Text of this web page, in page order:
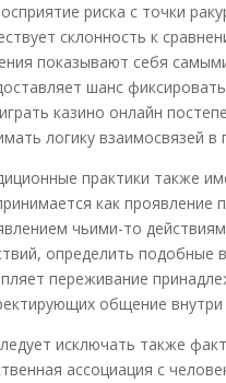
риска с точки
склонность к
показывают себя
шанс
казино онлайн
логику взаимосвязей в
практики также
как проявление
чьими-то
определить подобные
переживание
общение внутри
исключать также
ассоциация с